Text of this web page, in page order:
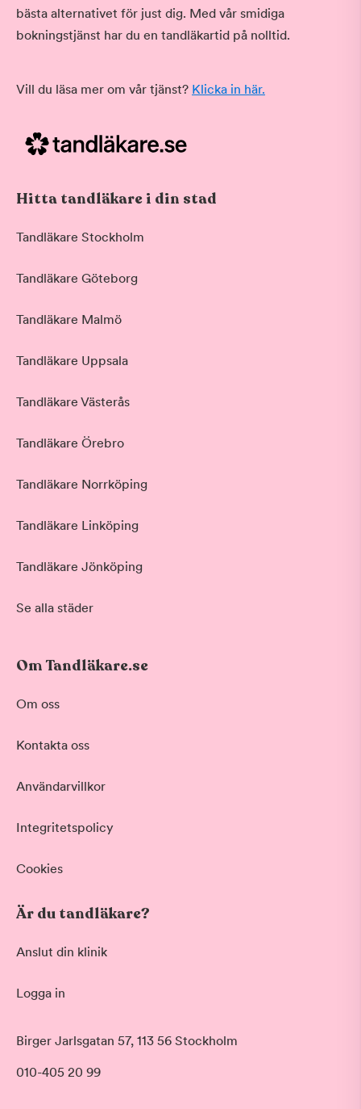
Behandling
Akut tandvård
Grundlig kontroll av tänder och tandkött
Professionell rengöring och puts
Skonsam blekning för vitare tänder
Datum
Tid på dagen
Morgon
Förmiddag
bästa alternativet för just dig. Med vår smidiga
bokningstjänst har du en tandläkartid på nolltid.
Vill du läsa mer om vår tjänst? Klicka in här.
Hitta tandläkare i din stad
Tandläkare Stockholm
Tandläkare Göteborg
Tandläkare Malmö
Tandläkare Uppsala
Tandläkare Västerås
Tandläkare Örebro
Tandläkare Norrköping
Tandläkare Linköping
Tandläkare Jönköping
Se alla städer
Om Tandläkare.se
Om oss
Kontakta oss
Användarvillkor
Integritetspolicy
Cookies
Är du tandläkare?
Anslut din klinik
Logga in
Birger Jarlsgatan 57, 113 56 Stockholm
010-405 20 99